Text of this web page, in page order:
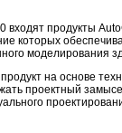
входят продукты
которых
моделирования
на основе
проектный